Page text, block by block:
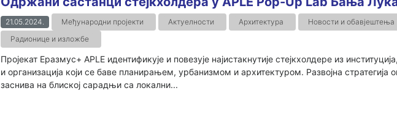
21.05.2024. Међународни пројекти Актуелности Архитектура
Новости и обавјештења
Радионице и изложбе
Пројекат Еразмус+ APLE идентификује и повезује најистакнутије стејкхолдере из
и организација који се баве планирањем, урбанизмом и архитектуром. Развојна стратегија
заснива на блиској сарадњи са локални...